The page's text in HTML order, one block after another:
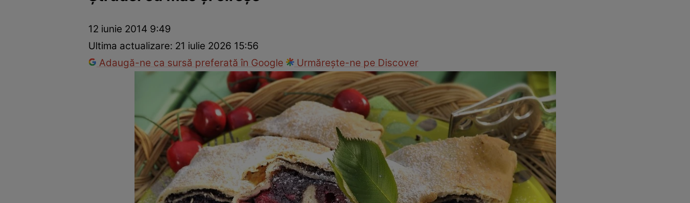
Mâncăruri rapideRețete cu legume
12 iunie 2014 9:49
Ultima actualizare: 21 iulie 2026 15:56
Adaugă-ne ca sursă preferată în Google
Urmărește-ne pe Discover